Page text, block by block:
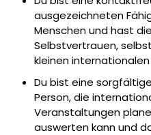
ausgezeichneten
Menschen und hast
Selbstvertrauen,
kleinen
Du bist eine
Person, die
Veranstaltungen
auswerten kann und